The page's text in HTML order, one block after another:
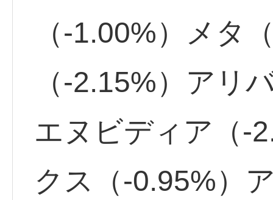
（-1.00%）メタ
（-2.15%）アリ
エヌビディア（-
クス（-0.95%）